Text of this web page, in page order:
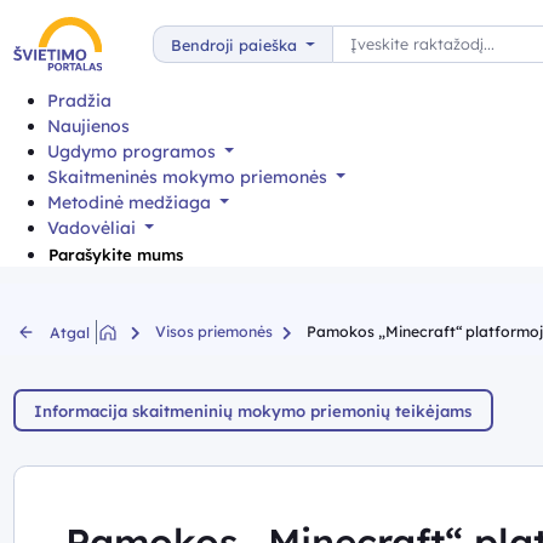
Bendroji paieška
Paieška
Pradžia
Naujienos
Ugdymo programos
Skaitmeninės mokymo priemonės
Metodinė medžiaga
Vadovėliai
Parašykite mums
Atgal Visos priemonės Pamokos „Minecraft“
Informacija skaitmeninių mokymo priemonių teikėjams